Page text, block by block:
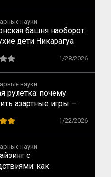
науки
башня наоборот:
дети Никарагуа
как на их примере
субкультуры)
1/28/2026
науки
рулетка: почему
азартные игры —
1/22/2026
науки
с
как